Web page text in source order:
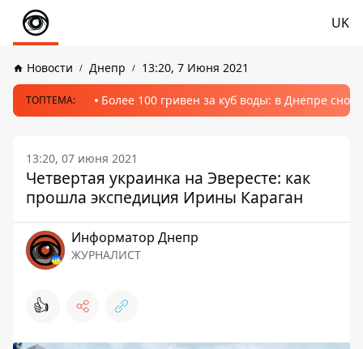
UK
Новости Днепр 13:20, 7 Июня 2021
ТОПТЕМА: Более 100 гривен за куб воды: в Днепре
13:20, 07 июня 2021
Четвертая украинка на Эвересте: как
прошла экспедиция Ирины Караган
Информатор Днепр
ЖУРНАЛИСТ
👍